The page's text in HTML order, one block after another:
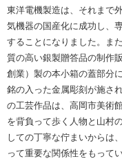
東洋電機製造は、それまで
気機器の国産化に成功し、
することになりました。ま
質の高い銀製贈答品の制作
創業）製の本小箱の蓋部分
銘の入った金属彫刻が施さ
の工芸作品は、高岡市美術
を背負って歩く人物と山村
しての丁寧な佇まいからは
って重要な関係性をもって